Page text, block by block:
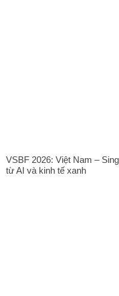
VSBF 2026: Việt Nam –
từ AI và kinh tế xanh